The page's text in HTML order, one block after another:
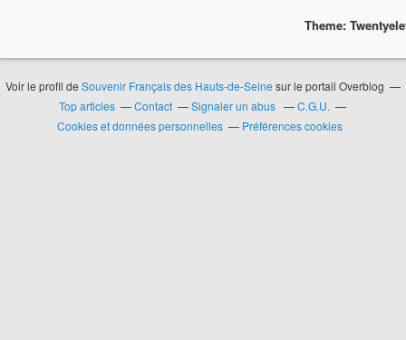
Theme:
Voir le profil de Souvenir Français des Hauts-de-Seine sur le portail Overblog
Top articles
Contact Signaler un abus
C.G.U.
Cookies et données personnelles
Préférences cookies